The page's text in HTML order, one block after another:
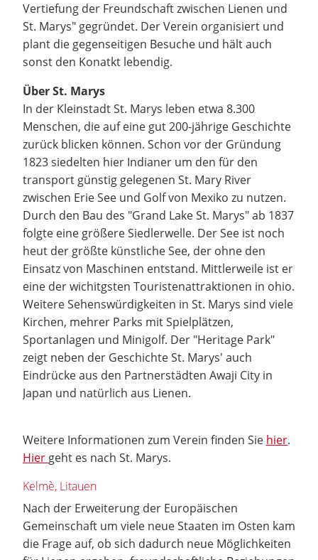
Vertiefung der Freundschaft zwischen Lienen und
St. Marys" gegründet. Der Verein organisiert und
plant die gegenseitigen Besuche und hält auch
sonst den Konatkt lebendig.
Über St. Marys
In der Kleinstadt St. Marys leben etwa 8.300
Menschen, die auf eine gut 200-jährige Geschichte
zurück blicken können. Schon vor der Gründung
1823 siedelten hier Indianer um den für den
transport günstig gelegenen St. Mary River
zwischen Erie See und Golf von Mexiko zu nutzen.
Durch den Bau des "Grand Lake St. Marys" ab 1837
folgte eine größere Siedlerwelle. Der See ist noch
heut der größte künstliche See, der ohne den
Einsatz von Maschinen entstand. Mittlerweile ist er
eine der wichitgsten Touristenattraktionen in ohio.
Weitere Sehenswürdigkeiten in St. Marys sind viele
Kirchen, mehrer Parks mit Spielplätzen,
Sportanlagen und Minigolf. Der "Heritage Park"
zeigt neben der Geschichte St. Marys' auch
Eindrücke aus den Partnerstädten Awaji City in
Japan und natürlich aus Lienen.
Weitere Informationen zum Verein finden Sie hier.
Hier geht es nach St. Marys.
Kelmè, Litauen
Nach der Erweiterung der Europäischen
Gemeinschaft um viele neue Staaten im Osten kam
die Frage auf, ob sich dadurch neue Möglichkeiten